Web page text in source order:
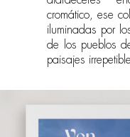
cromático, ese
iluminadas por
de los pueblos
paisajes